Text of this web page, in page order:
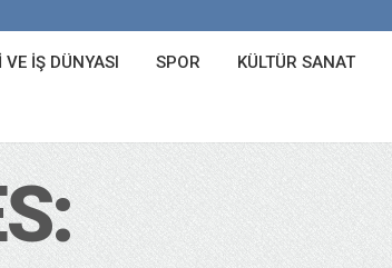
VE İŞ DÜNYASI SPOR KÜLTÜR SANAT